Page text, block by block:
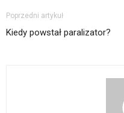
Poprzedni artykuł
Kiedy powstał paralizator?